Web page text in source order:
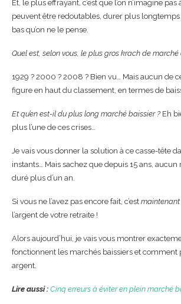
Et, le plus effrayant, c’est que l’on n’imagine
peuvent être redoutables, durer plus
bas qu’on ne le pense.
Quel est, selon vous, le plus gros krach de marché
1929 ? 2000 ? 2008 ? Bien vu… Mais aucun de
figure en haut du classement, en termes de
Et qu’en est-il du plus long marché baissier ? Eh
plus l’une de ces crises…
Je vais vous donner la solution à ce casse-tête
instants… Mais sachez que depuis 15 ans, aucun
duré plus d’un an.
Si vous ne l’avez pas encore fait, c’est maintenant
l’argent de votre retraite !
Alors aujourd’hui, je vais vous montrer
fonctionnent les marchés baissiers et comment
argent.
Lire aussi : Cinq erreurs à éviter en plein marché